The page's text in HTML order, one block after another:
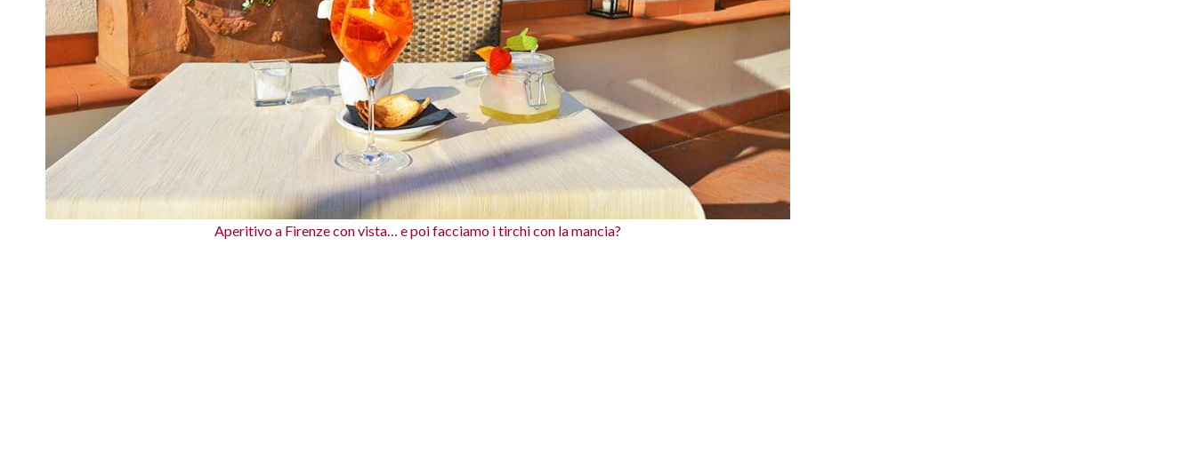
Aperitivo a Firenze con vista… e poi facciamo i tirchi con la mancia?